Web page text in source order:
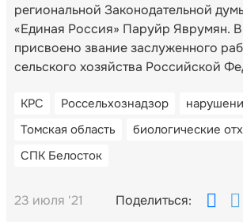
региональной Законодательной
«Единая Россия» Паруйр Яврумян.
присвоено звание заслуженного
сельского хозяйства Российской
КРС Россельхознадзор
Томская область
биологические
СПК Белосток
23 июля '21 Поделиться: